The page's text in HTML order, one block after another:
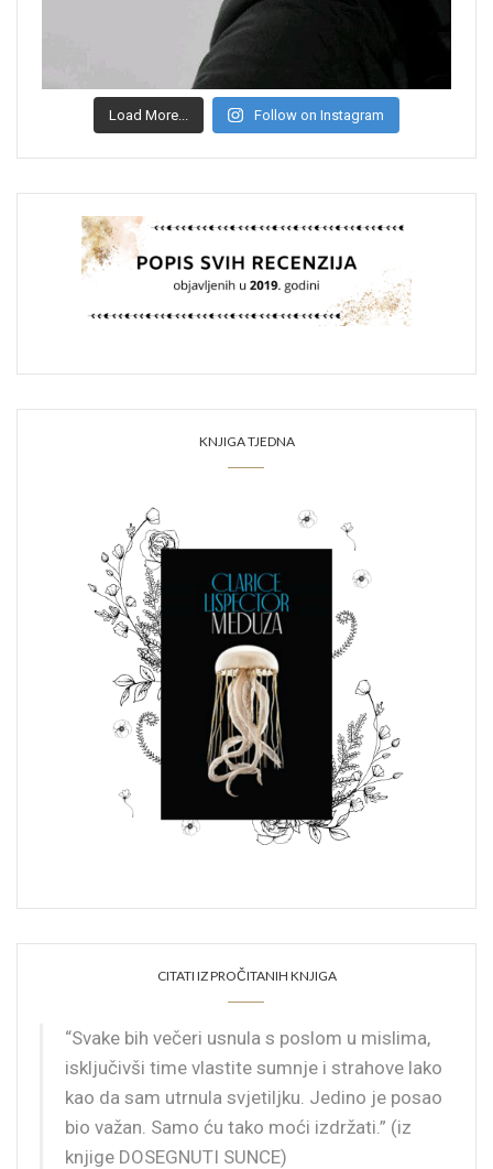
Load More... Follow on Instagram
KNJIGA TJEDNA
CITATI IZ PROČITANIH KNJIGA
“Svake bih večeri usnula s poslom u mislima,
isključivši time vlastite sumnje i strahove lako
kao da sam utrnula svjetiljku. Jedino je posao
bio važan. Samo ću tako moći izdržati.” (iz
knjige DOSEGNUTI SUNCE)